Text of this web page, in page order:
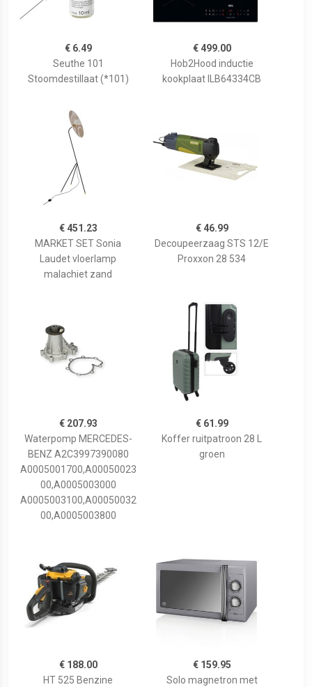
€ 6.49
Seuthe 101
Stoomdestillaat (*101)
€ 499.00
Hob2Hood inductie
kookplaat ILB64334CB
€ 451.23
MARKET SET Sonia
Laudet vloerlamp
malachiet zand
€ 46.99
Decoupeerzaag STS 12/E
Proxxon 28 534
€ 207.93
Waterpomp MERCEDES-
BENZ A2C3997390080
A0005001700,A00050023
00,A0005003000
A0005003100,A00050032
00,A0005003800
€ 61.99
Koffer ruitpatroon 28 L
groen
€ 188.00
HT 525 Benzine
€ 159.95
Solo magnetron met